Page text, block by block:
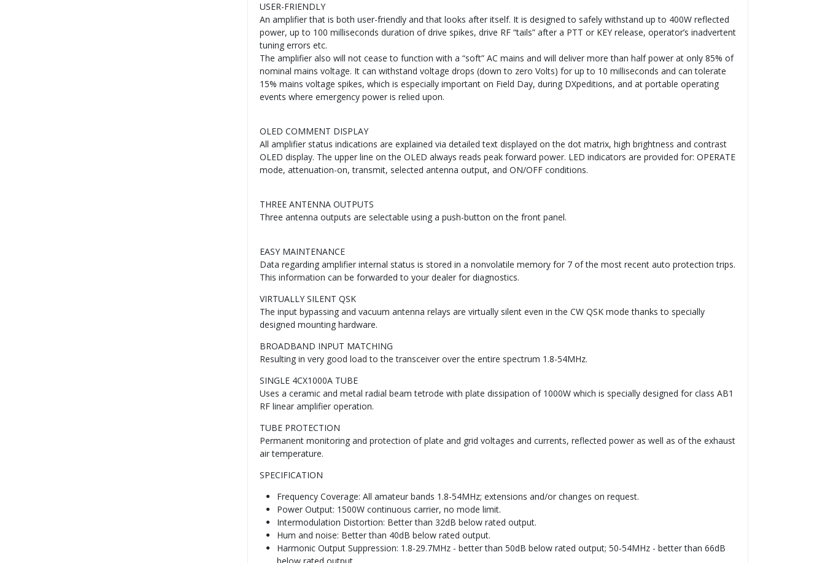
USER-FRIENDLY
An amplifier that is both user-friendly and that looks after itself. It is designed to safely withstand up to 400W reflected
power, up to 100 milliseconds duration of drive spikes, drive RF “tails” after a PTT or KEY release, operator’s inadvertent
tuning errors etc.
The amplifier also will not cease to function with a “soft” AC mains and will deliver more than half power at only 85% of
nominal mains voltage. It can withstand voltage drops (down to zero Volts) for up to 10 milliseconds and can tolerate
15% mains voltage spikes, which is especially important on Field Day, during DXpeditions, and at portable operating
events where emergency power is relied upon.
OLED COMMENT DISPLAY
All amplifier status indications are explained via detailed text displayed on the dot matrix, high brightness and contrast
OLED display. The upper line on the OLED always reads peak forward power. LED indicators are provided for: OPERATE
mode, attenuation-on, transmit, selected antenna output, and ON/OFF conditions.
THREE ANTENNA OUTPUTS
Three antenna outputs are selectable using a push-button on the front panel.
EASY MAINTENANCE
Data regarding amplifier internal status is stored in a nonvolatile memory for 7 of the most recent auto protection trips.
This information can be forwarded to your dealer for diagnostics.
VIRTUALLY SILENT QSK
The input bypassing and vacuum antenna relays are virtually silent even in the CW QSK mode thanks to specially
designed mounting hardware.
BROADBAND INPUT MATCHING
Resulting in very good load to the transceiver over the entire spectrum 1.8-54MHz.
SINGLE 4CX1000A TUBE
Uses a ceramic and metal radial beam tetrode with plate dissipation of 1000W which is specially designed for class AB1
RF linear amplifier operation.
TUBE PROTECTION
Permanent monitoring and protection of plate and grid voltages and currents, reflected power as well as of the exhaust
air temperature.
SPECIFICATION
Frequency Coverage: All amateur bands 1.8-54MHz; extensions and/or changes on request.
Power Output: 1500W continuous carrier, no mode limit.
Intermodulation Distortion: Better than 32dB below rated output.
Hum and noise: Better than 40dB below rated output.
Harmonic Output Suppression: 1.8-29.7MHz - better than 50dB below rated output; 50-54MHz - better than 66dB